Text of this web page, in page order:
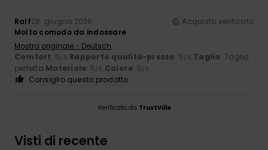
Ralf28. giugno 2026
Acquisto verificato
Molto comodo da indossare
Mostra originale - Deutsch
Comfort: 5/5 Rapporto qualità-prezzo: 5/5 Taglia: Taglia
perfetta Materiale: 5/5 Colore: 5/5
Consiglio questo prodotto
Verificato da TrustVille
Visti di recente